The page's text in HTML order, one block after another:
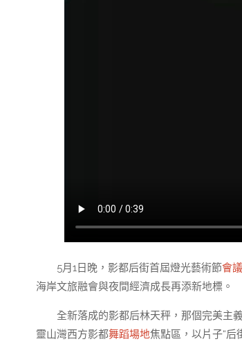
5月1日晚，影都后街首屆燈光藝術節會
海岸文旅融會與夜間經濟成長再添新地標。
全新落成的影都后林天秤，那個完美主
靈山灣西方影都舞蹈場地焦點區，以片子“后